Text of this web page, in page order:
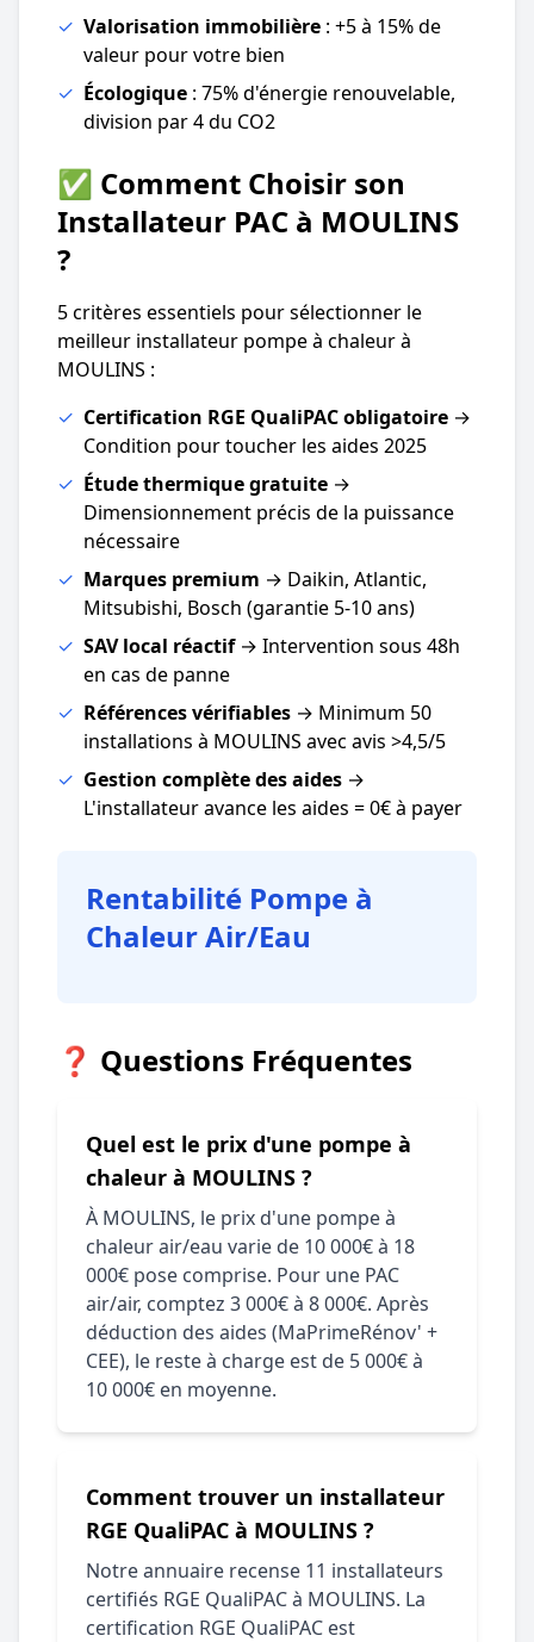
✓ Valorisation immobilière : +5 à 15% de
valeur pour votre bien
✓ Écologique : 75% d'énergie renouvelable,
division par 4 du CO2
✅ Comment Choisir son
Installateur PAC à MOULINS
?
5 critères essentiels pour sélectionner le
meilleur installateur pompe à chaleur à
MOULINS :
✓ Certification RGE QualiPAC obligatoire →
Condition pour toucher les aides 2025
✓ Étude thermique gratuite →
Dimensionnement précis de la puissance
nécessaire
✓ Marques premium → Daikin, Atlantic,
Mitsubishi, Bosch (garantie 5-10 ans)
✓ SAV local réactif→ Intervention sous 48h
en cas de panne
✓ Références vérifiables → Minimum 50
installations à MOULINS avec avis >4,5/5
✓ Gestion complète des aides →
L'installateur avance les aides = 0€ à payer
Rentabilité Pompe à
Chaleur Air/Eau
❓ Questions Fréquentes
Quel est le prix d'une pompe à
chaleur à MOULINS ?
À MOULINS, le prix d'une pompe à
chaleur air/eau varie de 10 000€ à 18
000€ pose comprise. Pour une PAC
air/air, comptez 3 000€ à 8 000€. Après
déduction des aides (MaPrimeRénov' +
CEE), le reste à charge est de 5 000€ à
10 000€ en moyenne.
Comment trouver un installateur
RGE QualiPAC à MOULINS ?
Notre annuaire recense 11 installateurs
certifiés RGE QualiPAC à MOULINS. La
certification RGE QualiPAC est